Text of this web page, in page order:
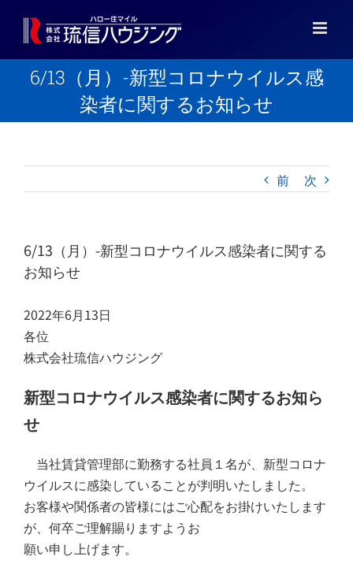
6/13（月）-新型コロナウイルス感
染者に関するお知らせ
前 次
6/13（月）-新型コロナウイルス感染者に関する
お知らせ
2022年6月13日
各位
株式会社琉信ハウジング
新型コロナウイルス感染者に関するお知ら
せ
当社賃貸管理部に勤務する社員１名が、新型コロナ
ウイルスに感染していることが判明いたしました。
お客様や関係者の皆様にはご心配をお掛けいたします
が、何卒ご理解賜りますようお
願い申し上げます。